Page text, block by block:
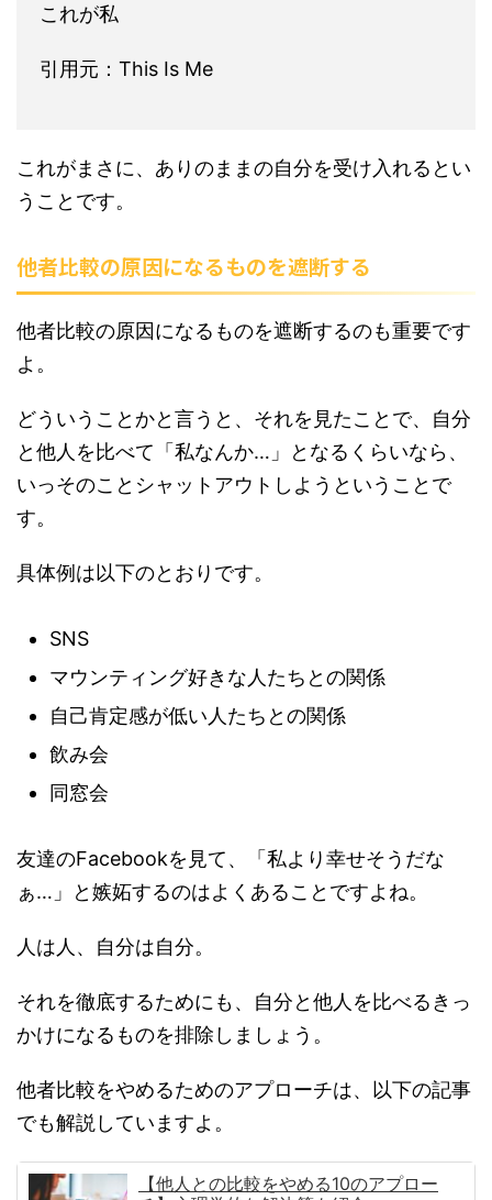
これが私
引用元：This Is Me
これがまさに、ありのままの自分を受け入れるとい
うことです。
他者比較の原因になるものを遮断する
他者比較の原因になるものを遮断するのも重要です
よ。
どういうことかと言うと、それを見たことで、自分
と他人を比べて「私なんか…」となるくらいなら、
いっそのことシャットアウトしようということで
す。
具体例は以下のとおりです。
SNS
マウンティング好きな人たちとの関係
自己肯定感が低い人たちとの関係
飲み会
同窓会
友達のFacebookを見て、「私より幸せそうだな
ぁ…」と嫉妬するのはよくあることですよね。
人は人、自分は自分。
それを徹底するためにも、自分と他人を比べるきっ
かけになるものを排除しましょう。
他者比較をやめるためのアプローチは、以下の記事
でも解説していますよ。
【他人との比較をやめる10のアプロー